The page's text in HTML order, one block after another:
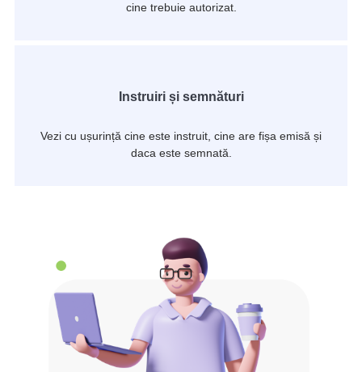
cine trebuie autorizat.
Instruiri și semnături
Vezi cu ușurință cine este instruit, cine are fișa emisă și
daca este semnată.